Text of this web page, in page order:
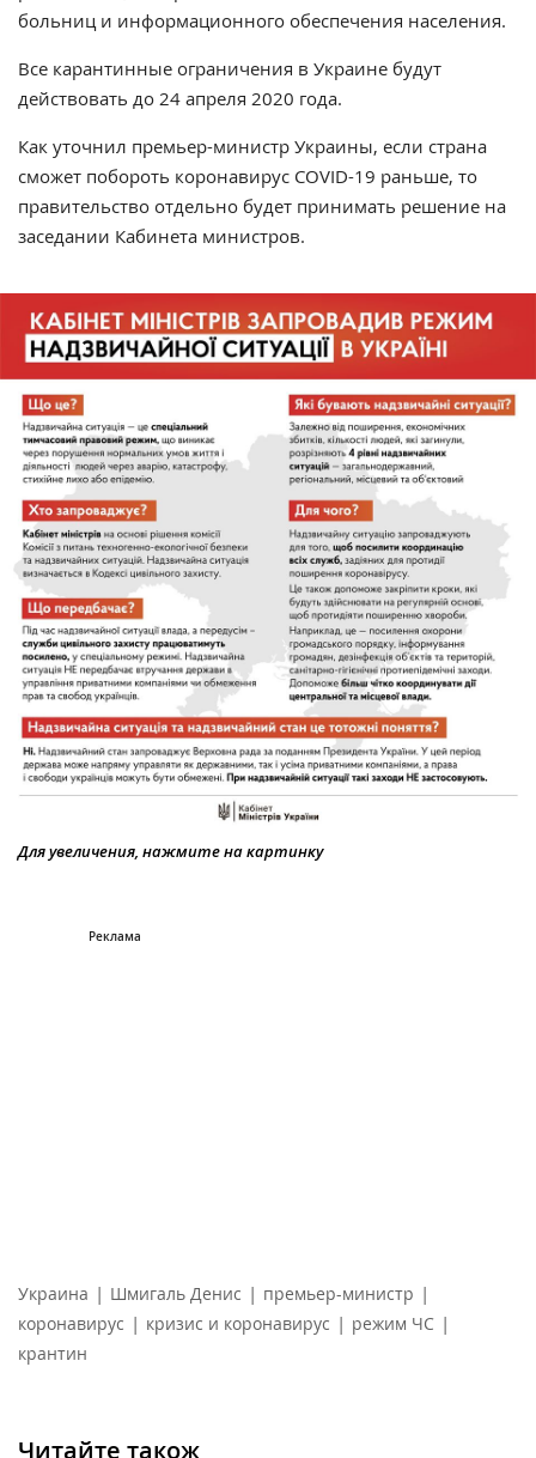
больниц и информационного обеспечения населения.
Все карантинные ограничения в Украине будут
действовать до 24 апреля 2020 года.
Как уточнил премьер-министр Украины, если страна
сможет побороть коронавирус COVID-19 раньше, то
правительство отдельно будет принимать решение на
заседании Кабинета министров.
Для увеличения, нажмите на картинку
Украина | Шмигаль Денис | премьер-министр |
коронавирус | кризис и коронавирус | режим ЧС |
крантин
Читайте також